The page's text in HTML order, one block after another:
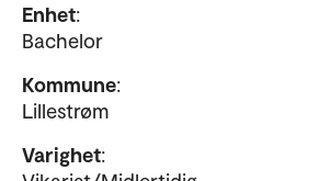
Enhet:
Bachelor
Kommune:
Lillestrøm
Varighet: